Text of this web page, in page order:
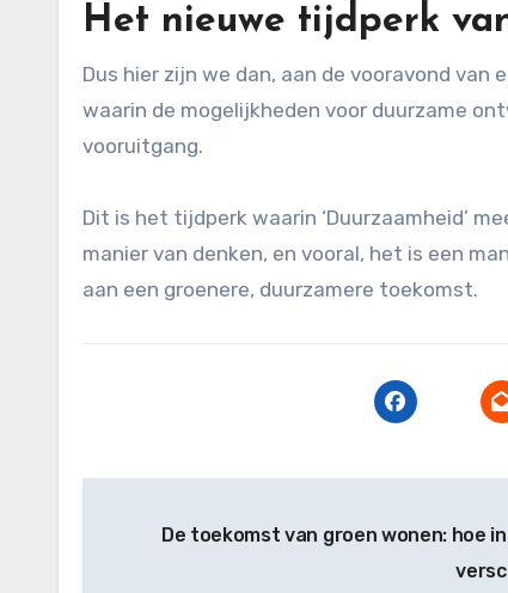
Het nieuwe tijdperk
Dus hier zijn we dan, aan de vooravond
waarin de mogelijkheden voor duurzame
vooruitgang.
Dit is het tijdperk waarin ‘Duurzaamheid’
manier van denken, en vooral, het is een
aan een groenere, duurzamere toekomst.
navigation
De toekomst van groen wonen: hoe